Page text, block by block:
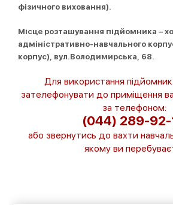
фізичного виховання).
Місце розташування підйомника –
адміністративно-навчального
корпус), вул.Володимирська, 68.
Для використання
зателефонувати до приміщення
за телефоном:
(044) 289-92-
або звернутись до вахти
якому ви